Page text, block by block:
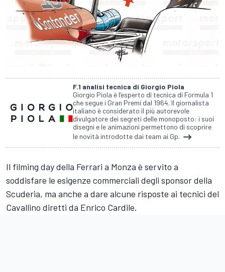
F.1 analisi tecnica di Giorgio Piola
Giorgio Piola è l’esperto di tecnica di Formula 1
che segue i Gran Premi dal 1964. Il giornalista
italiano è considerato il più autorevole
divulgatore dei segreti delle monoposto: i suoi
disegni e le animazioni permettono di scoprire
le novità introdotte dai team ai Gp.
Il filming day della Ferrari a Monza è servito a
soddisfare le esigenze commerciali degli sponsor della
Scuderia, ma anche a dare alcune risposte ai tecnici del
Cavallino diretti da Enrico Cardile.